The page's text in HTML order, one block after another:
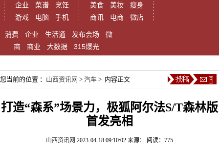
企业 菜谱
烹饪
游戏
电脑 手机
美食 美妆
瘦身
商讯
电商 微店
消费 企业 生活通 发布会场
微
商
商业 大数据 315爆光
您当前的位置 ： 山西资讯网 > 汽车 > 内容正文
打造“森系”场景力，极狐阿尔法S/T森林版
首发亮相
山西资讯网 2023-04-18 09:10:02 来源： 阅读：775